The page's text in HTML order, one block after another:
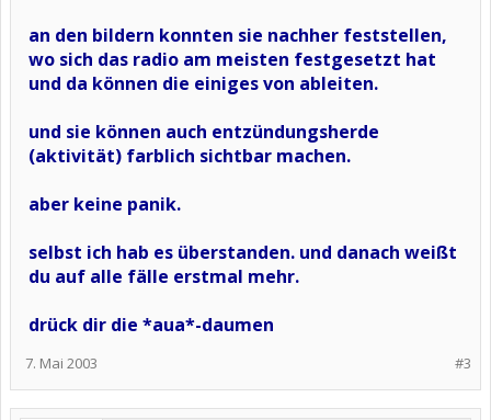
an den bildern konnten sie nachher feststellen,
wo sich das radio am meisten festgesetzt hat
und da können die einiges von ableiten.
und sie können auch entzündungsherde
(aktivität) farblich sichtbar machen.
aber keine panik.
selbst ich hab es überstanden. und danach weißt
du auf alle fälle erstmal mehr.
drück dir die *aua*-daumen
#3
7. Mai 2003